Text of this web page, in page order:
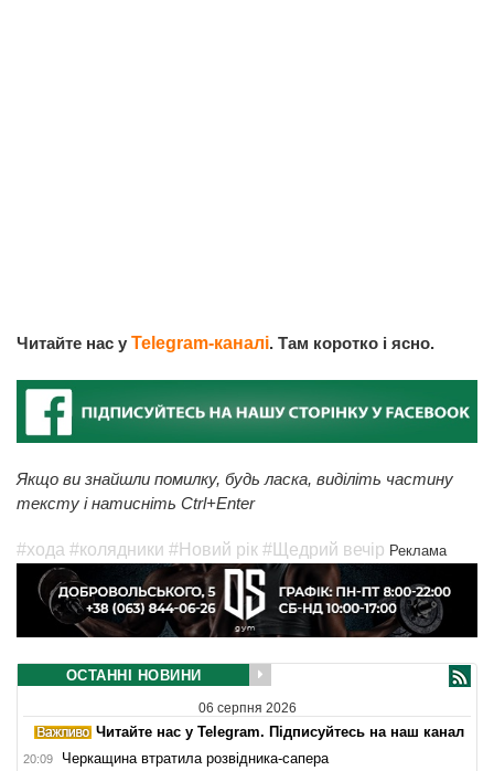
Читайте нас у Telegram-каналі. Там коротко і ясно.
Якщо ви знайшли помилку, будь ласка, виділіть частину
тексту і натисніть Ctrl+Enter
#хода #колядники #Новий рік #Щедрий вечір Реклама
ОСТАННІ НОВИНИ
06 серпня 2026
Читайте нас у Telegram. Підписуйтесь на наш канал
20:09 Черкащина втратила розвідника-сапера